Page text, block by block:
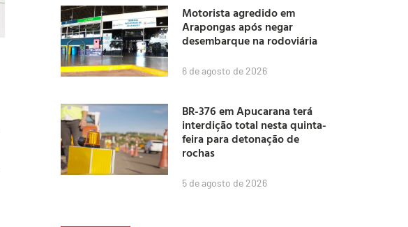
Motorista agredido em
Arapongas após negar
desembarque na rodoviária
6 de agosto de 2026
BR-376 em Apucarana terá
interdição total nesta quinta-
feira para detonação de
rochas
5 de agosto de 2026